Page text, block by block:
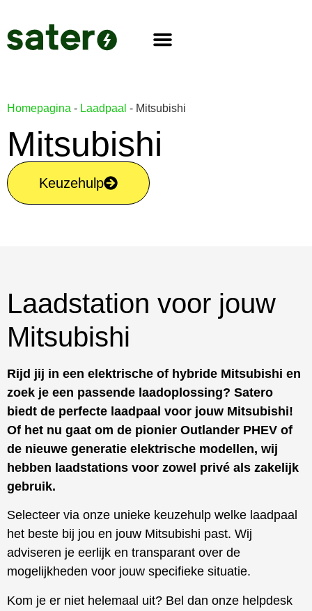
Homepagina - Laadpaal - Mitsubishi
Mitsubishi
Keuzehulp
Laadstation voor jouw
Mitsubishi
Rijd jij in een elektrische of hybride Mitsubishi en
zoek je een passende laadoplossing? Satero
biedt de perfecte laadpaal voor jouw Mitsubishi!
Of het nu gaat om de pionier Outlander PHEV of
de nieuwe generatie elektrische modellen, wij
hebben laadstations voor zowel privé als zakelijk
gebruik.
Selecteer via onze unieke keuzehulp welke laadpaal
het beste bij jou en jouw Mitsubishi past. Wij
adviseren je eerlijk en transparant over de
mogelijkheden voor jouw specifieke situatie.
Kom je er niet helemaal uit? Bel dan onze helpdesk